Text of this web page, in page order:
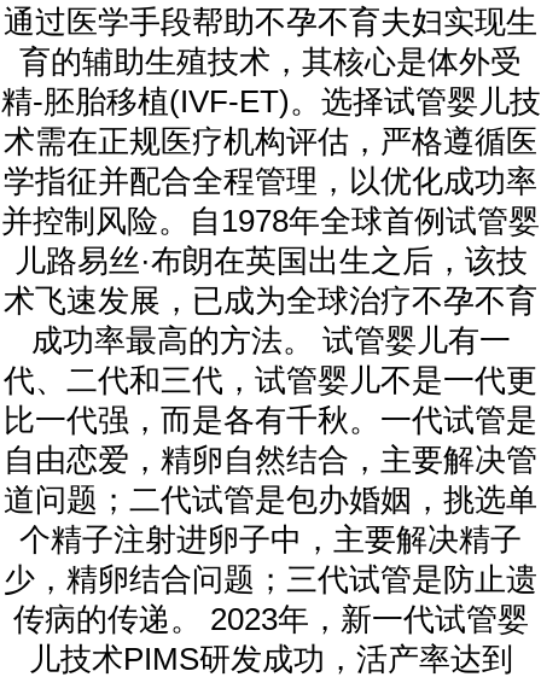
通过医学手段帮助不孕不育夫妇实现生
育的辅助生殖技术，其核心是体外受
精-胚胎移植(IVF-ET)。选择试管婴儿技
术需在正规医疗机构评估，严格遵循医
学指征并配合全程管理，以优化成功率
并控制风险。自1978年全球首例试管婴
儿路易丝·布朗在英国出生之后，该技
术飞速发展，已成为全球治疗不孕不育
成功率最高的方法。 试管婴儿有一
代、二代和三代，试管婴儿不是一代更
比一代强，而是各有千秋。一代试管是
自由恋爱，精卵自然结合，主要解决管
道问题；二代试管是包办婚姻，挑选单
个精子注射进卵子中，主要解决精子
少，精卵结合问题；三代试管是防止遗
传病的传递。 2023年，新一代试管婴
儿技术PIMS研发成功，活产率达到